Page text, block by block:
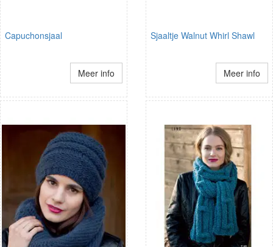
Capuchonsjaal
Meer info
Sjaaltje Walnut Whirl Shawl
Meer info